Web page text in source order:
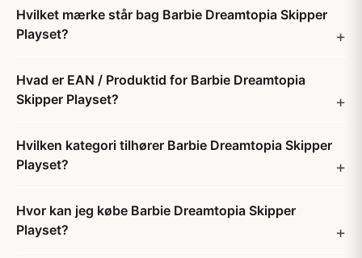
Hvilket mærke står bag Barbie Dreamtopia Skipper
Playset?
Hvad er EAN / Produktid for Barbie Dreamtopia
Skipper Playset?
Hvilken kategori tilhører Barbie Dreamtopia Skipper
Playset?
Hvor kan jeg købe Barbie Dreamtopia Skipper
Playset?